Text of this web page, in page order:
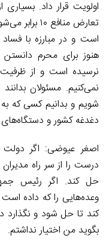
اولویت قرار داد.
تعارض
است و در مبارزه با
هنوز برای محرم
نرسیده است و از ظرفیت
نمی‌کنیم. مسئولان
شویم و بدانیم کسی که
دغدغه کشور و دستگاه‌های
اصغر عیوضی: اگر دولت
درست را از سر راه
حل کند. اگر رئیس
وعده‌هایی را که داده است
کند تا حل شود و
بگوید من اختیار نداشتم.